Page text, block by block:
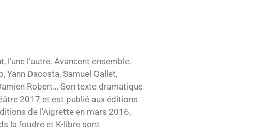
l’autre. Avancent ensemble.
Yann Dacosta, Samuel Gallet,
Robert… Son texte dramatique
2017 et est publié aux éditions
de l’Aigrette en mars 2016.
la foudre et K-libre sont